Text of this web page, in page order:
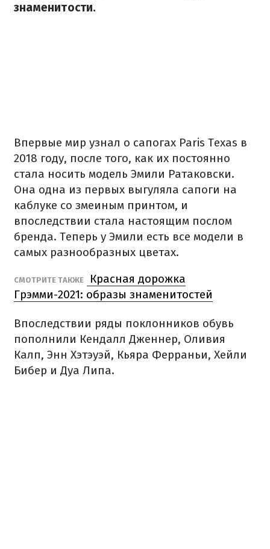
знаменитости.
Впервые мир узнал о сапогах Paris Texas в
2018 году, после того, как их постоянно
стала носить модель Эмили Ратаковски.
Она одна из первых выгуляла сапоги на
каблуке со змеиным принтом, и
впоследствии стала настоящим послом
бренда. Теперь у Эмили есть все модели в
самых разнообразных цветах.
СМОТРИТЕ ТАКЖЕ
Красная дорожка
Грэмми-2021: образы знаменитостей
Впоследствии ряды поклонников обувь
пополнили Кендалл Дженнер, Оливия
Калп, Энн Хэтэуэй, Кьяра Ферраньи, Хейли
Бибер и Дуа Липа.